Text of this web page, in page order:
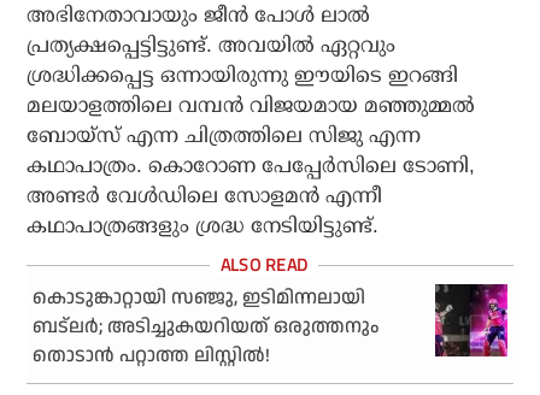
അഭിനേതാവായും ജീൻ പോൾ ലാൽ
പ്രത്യക്ഷപ്പെട്ടിട്ടുണ്ട്. അവയിൽ ഏറ്റവും
ശ്രദ്ധിക്കപ്പെട്ട ഒന്നായിരുന്നു ഈയിടെ ഇറങ്ങി
മലയാളത്തിലെ വമ്പൻ വിജയമായ മഞ്ഞുമ്മൽ
ബോയ്സ് എന്ന ചിത്രത്തിലെ സിജു എന്ന
കഥാപാത്രം. കൊറോണ പേപ്പേർസിലെ ടോണി,
അണ്ടർ വേൾഡിലെ സോളമൻ എന്നീ
കഥാപാത്രങ്ങളും ശ്രദ്ധ നേടിയിട്ടുണ്ട്.
കൊടുങ്കാറ്റായി സഞ്ജു, ഇടിമിന്നലായി
ബട്‌ലര്‍; അടിച്ചുകയറിയത് ഒരുത്തനും
തൊടാന്‍ പറ്റാത്ത ലിസ്റ്റില്‍!